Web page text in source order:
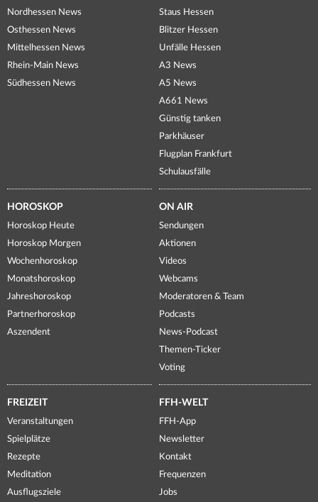
Nordhessen News
Osthessen News
Mittelhessen News
Rhein-Main News
Südhessen News
Staus Hessen
Blitzer Hessen
Unfälle Hessen
A3 News
A5 News
A661 News
Günstig tanken
Parkhäuser
Flugplan Frankfurt
Schulausfälle
HOROSKOP
Horoskop Heute
Horoskop Morgen
Wochenhoroskop
Monatshoroskop
Jahreshoroskop
Partnerhoroskop
Aszendent
ON AIR
Sendungen
Aktionen
Videos
Webcams
Moderatoren & Team
Podcasts
News-Podcast
Themen-Ticker
Voting
FREIZEIT
Veranstaltungen
Spielplätze
Rezepte
Meditation
Ausflugsziele
FFH-WELT
FFH-App
Newsletter
Kontakt
Frequenzen
Jobs